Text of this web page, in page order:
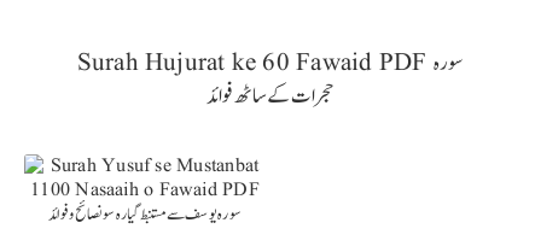
Surah Hujurat ke 60 Fawaid PDF سورہ
حجرات کے ساٹھ فوائد